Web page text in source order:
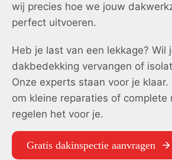
wij precies hoe we jouw
perfect uitvoeren.
Heb je last van een lekkage? Wil
dakbedekking vervangen of
Onze experts staan voor je
om kleine reparaties of complete
regelen het voor je.
Gratis dakinspectie aanvragen